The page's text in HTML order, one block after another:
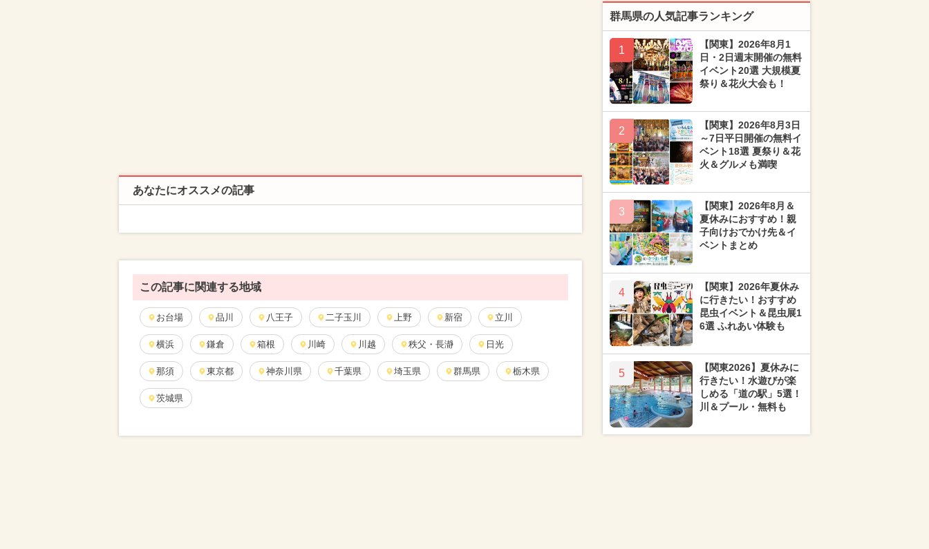
あなたにオススメの記事
この記事に関連する地域
お台場 品川 八王子 二子玉川 上野 新宿 立川
横浜 鎌倉 箱根 川崎 川越 秩父・長瀞 日光
那須 東京都 神奈川県 千葉県 埼玉県 群馬県 栃木県
茨城県
群馬県の人気記事ランキング
1
【関東】2026年8月1
日・2日週末開催の無料
イベント20選 大規模夏
祭り＆花火大会も！
2
【関東】2026年8月3日
～7日平日開催の無料イ
ベント18選 夏祭り＆花
火＆グルメも満喫
3
【関東】2026年8月＆
夏休みにおすすめ！親
子向けおでかけ先＆イ
ベントまとめ
4
【関東】2026年夏休み
に行きたい！おすすめ
昆虫イベント＆昆虫展1
6選 ふれあい体験も
5
【関東2026】夏休みに
行きたい！水遊びが楽
しめる「道の駅」5選！
川＆プール・無料も